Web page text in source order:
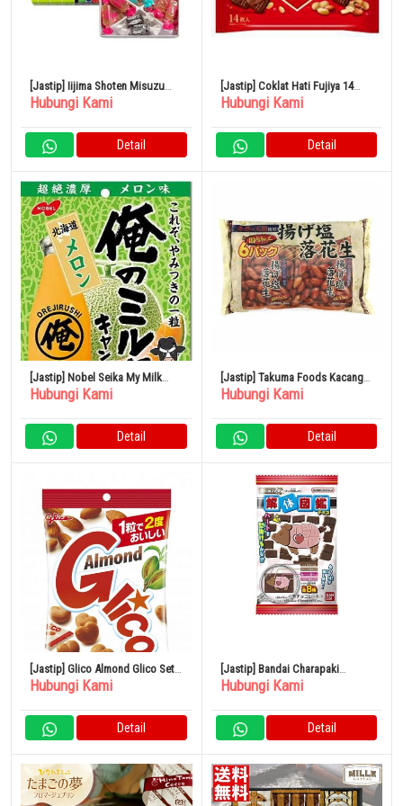
[Jastip] Iijima Shoten Misuzu
Candy Box 460gr 1 Kotak
Hubungi Kami
Detail
[Jastip] Coklat Hati Fujiya 14
Kantong Kacang x 15
Hubungi Kami
Detail
[Jastip] Nobel Seika My Milk
Hokkaido Melon 80g
Hubungi Kami
Detail
[Jastip] Takuma Foods Kacang
Asin Goreng 80 Bungkus
Hubungi Kami
Detail
[Jastip] Glico Almond Glico Set
77 Buah
Hubungi Kami
Detail
[Jastip] Bandai Charapaki
Disassembled Encyclopedia
Hubungi Kami
Detail